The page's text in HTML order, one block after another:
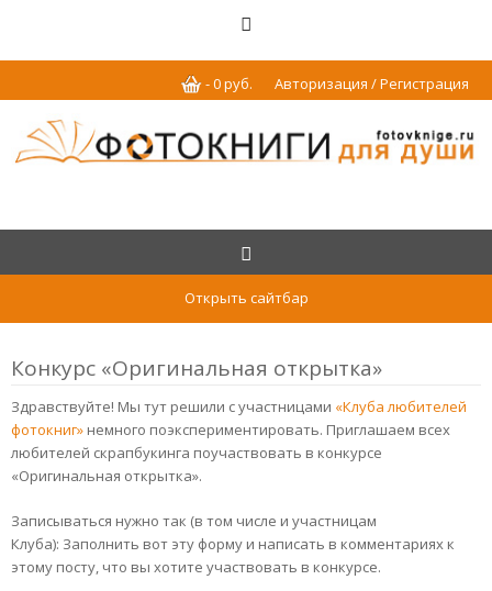
Авторизация / Регистрация
-0руб.
Открыть сайтбар
Конкурс «Оригинальная открытка»
Здравствуйте! Мы тут решили с участницами «Клуба любителей
фотокниг» немного поэкспериментировать. Приглашаем всех
любителей скрапбукинга поучаствовать в конкурсе
«Оригинальная открытка».
Записываться нужно так (в том числе и участницам
Клуба): Заполнить вот эту форму и написать в комментариях к
этому посту, что вы хотите участвовать в конкурсе.